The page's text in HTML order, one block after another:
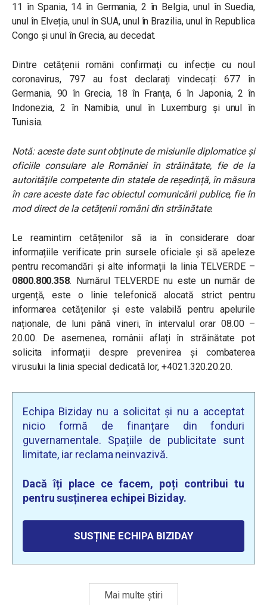
11 în Spania, 14 în Germania, 2 în Belgia, unul în Suedia,
unul în Elveția, unul în SUA, unul în Brazilia, unul în Republica
Congo și unul în Grecia, au decedat.
Dintre cetățenii români confirmați cu infecție cu noul
coronavirus, 797 au fost declarați vindecați: 677 în
Germania, 90 în Grecia, 18 în Franța, 6 în Japonia, 2 în
Indonezia, 2 în Namibia, unul în Luxemburg și unul în
Tunisia.
Notă: aceste date sunt obținute de misiunile diplomatice și
oficiile consulare ale României în străinătate, fie de la
autoritățile competente din statele de reședință, în măsura
în care aceste date fac obiectul comunicării publice, fie în
mod direct de la cetățenii români din străinătate.
Le reamintim cetățenilor să ia în considerare doar
informațiile verificate prin sursele oficiale și să apeleze
pentru recomandări și alte informații la linia TELVERDE –
0800.800.358. Numărul TELVERDE nu este un număr de
urgență, este o linie telefonică alocată strict pentru
informarea cetățenilor și este valabilă pentru apelurile
naționale, de luni până vineri, în intervalul orar 08.00 –
20.00. De asemenea, românii aflați în străinătate pot
solicita informații despre prevenirea și combaterea
virusului la linia special dedicată lor, +4021.320.20.20.
Echipa Biziday nu a solicitat și nu a acceptat
nicio formă de finanțare din fonduri
guvernamentale. Spațiile de publicitate sunt
limitate, iar reclama neinvazivă.
Dacă îți place ce facem, poți contribui tu
pentru susținerea echipei Biziday.
SUSȚINE ECHIPA BIZIDAY
Mai multe știri